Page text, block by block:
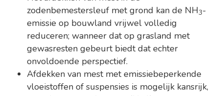
zodenbemestersleuf met grond kan de NH3-
emissie op bouwland vrijwel volledig
reduceren; wanneer dat op grasland met
gewasresten gebeurt biedt dat echter
onvoldoende perspectief.
Afdekken van mest met emissiebeperkende
vloeistoffen of suspensies is mogelijk kansrijk,